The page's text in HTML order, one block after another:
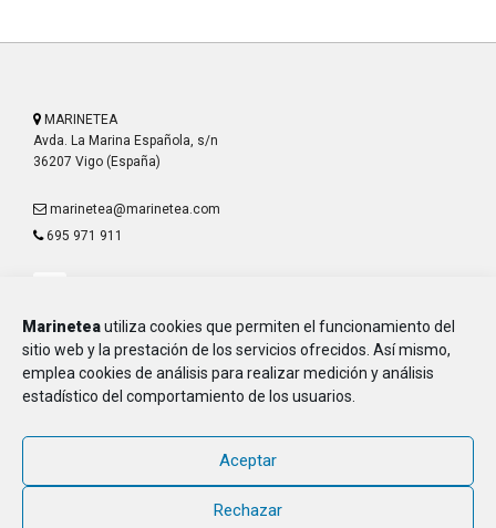
Marineteautiliza cookies que permiten el funcionamiento del
sitio web y la prestación de los servicios ofrecidos. Así mismo,
emplea cookies de análisis para realizar medición y análisis
estadístico del comportamiento de los usuarios.
Aceptar
Rechazar
MARINETEA
Avda. La Marina Española, s/n
36207 Vigo (España)
marinetea@marinetea.com
695 971 911
Aviso Legal
Política de Privacidad
Política de Cookies
MARINETEA, Asociación de Marineros de la E.T.E.A. y Armada, CIF G-